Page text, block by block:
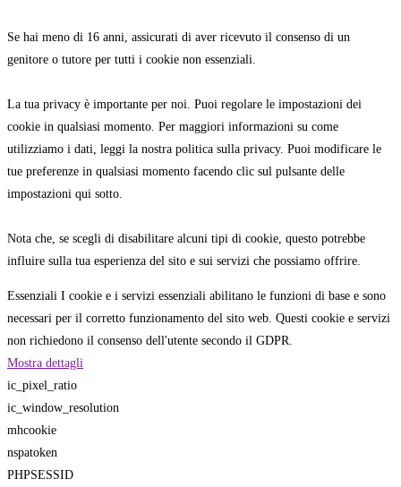
Se hai meno di 16 anni, assicurati di aver ricevuto il consenso di un
genitore o tutore per tutti i cookie non essenziali.
La tua privacy è importante per noi. Puoi regolare le impostazioni dei
cookie in qualsiasi momento. Per maggiori informazioni su come
utilizziamo i dati, leggi la nostra politica sulla privacy. Puoi modificare le
tue preferenze in qualsiasi momento facendo clic sul pulsante delle
impostazioni qui sotto.
Nota che, se scegli di disabilitare alcuni tipi di cookie, questo potrebbe
influire sulla tua esperienza del sito e sui servizi che possiamo offrire.
Essenziali I cookie e i servizi essenziali abilitano le funzioni di base e sono
necessari per il corretto funzionamento del sito web. Questi cookie e servizi
non richiedono il consenso dell'utente secondo il GDPR.
Mostra dettagli
ic_pixel_ratio
ic_window_resolution
mhcookie
nspatoken
PHPSESSID